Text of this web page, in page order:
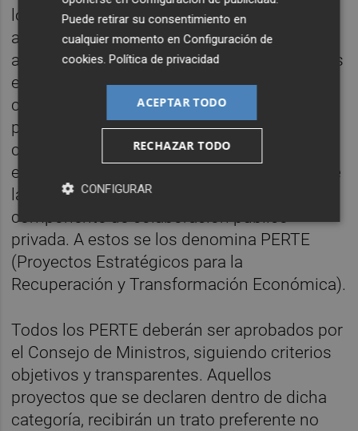
locales están también capacitadas para
anunciar Manifestaciones de Interés
asociadas al Plan de Recuperación. De todas
estas se extraerían los que se conocen
como proyectos tractores, es decir,
proyectos considerados estratégicos por su
capacidad de arrastre para el crecimiento
económico, el empleo y la competitividad de
la economía nacional, con un alto
componente de colaboración público-
privada. A estos se los denomina PERTE
(Proyectos Estratégicos para la
Recuperación y Transformación Económica).
Todos los PERTE deberán ser aprobados por
el Consejo de Ministros, siguiendo criterios
objetivos y transparentes. Aquellos
proyectos que se declaren dentro de dicha
categoría, recibirán un trato preferente no
Puede retirar su consentimiento en
cualquier momento enConfiguración de
cookies.Política de privacidad
ACEPTAR TODO
RECHAZAR TODO
CONFIGURAR